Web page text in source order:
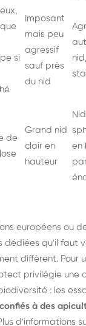
si
Imposant
mais peu
agressif
sauf près
du nid
de
Grand nid
clair en
hauteur
Nid
en
européens ou
dédiées qu'il faut
diffèrent. Pour
privilégie une
: les
confiés à des
d'informations